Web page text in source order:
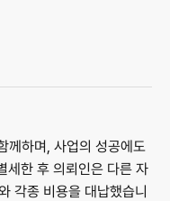
께하며, 사업의 성공에도
세한 후 의뢰인은 다른 자
각종 비용을 대납했습니